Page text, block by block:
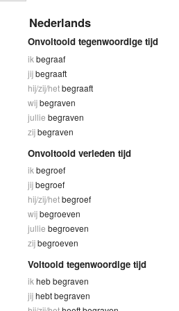
Nederlands
Onvoltooid tegenwoordige tijd
ik begraaf
jijbegraaft
hij/zij/hetbegraaft
wijbegraven
jullie begraven
zijbegraven
Onvoltooid verleden tijd
ik begroef
jijbegroef
hij/zij/hetbegroef
wijbegroeven
jullie begroeven
zijbegroeven
Voltooid tegenwoordige tijd
ikheb begraven
jijhebt begraven